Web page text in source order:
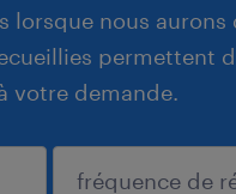
lorsque nous aurons
permettent
votre demande.